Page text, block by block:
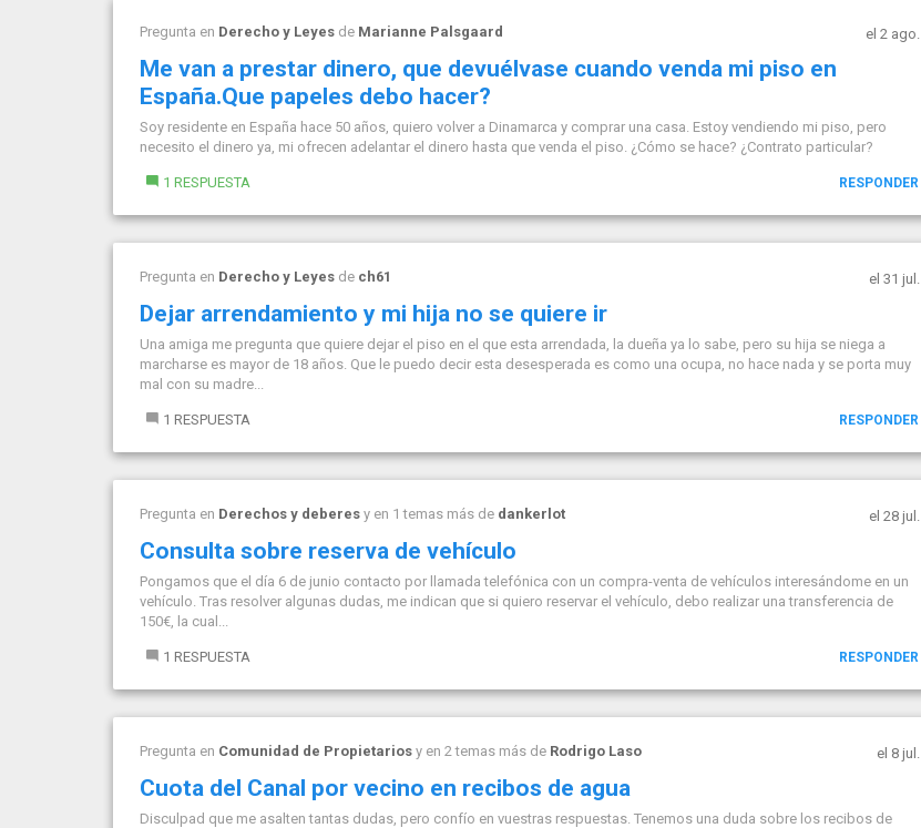
Pregunta en Derecho y Leyes de Marianne Palsgaard el 2 ago.
Me van a prestar dinero, que devuélvase cuando venda mi piso en
España.Que papeles debo hacer?
Soy residente en España hace 50 años, quiero volver a Dinamarca y comprar una casa. Estoy vendiendo mi piso, pero
necesito el dinero ya, mi ofrecen adelantar el dinero hasta que venda el piso. ¿Cómo se hace? ¿Contrato particular?
1 RESPUESTA RESPONDER
Pregunta en Derecho y Leyes de ch61 el 31 jul.
Dejar arrendamiento y mi hija no se quiere ir
Una amiga me pregunta que quiere dejar el piso en el que esta arrendada, la dueña ya lo sabe, pero su hija se niega a
marcharse es mayor de 18 años. Que le puedo decir esta desesperada es como una ocupa, no hace nada y se porta muy
mal con su madre...
1 RESPUESTA RESPONDER
Pregunta en Derechos y deberes y en 1 temas más de dankerlot el 28 jul.
Consulta sobre reserva de vehículo
Pongamos que el día 6 de junio contacto por llamada telefónica con un compra-venta de vehículos interesándome en un
vehículo. Tras resolver algunas dudas, me indican que si quiero reservar el vehículo, debo realizar una transferencia de
150€, la cual...
1 RESPUESTA RESPONDER
Pregunta en Comunidad de Propietarios y en 2 temas más de Rodrigo Laso el 8 jul.
Cuota del Canal por vecino en recibos de agua
Disculpad que me asalten tantas dudas, pero confío en vuestras respuestas. Tenemos una duda sobre los recibos de